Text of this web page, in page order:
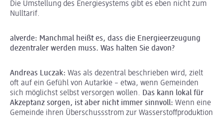
Die Umstellung des Energiesystems gibt es eben nicht zum
Nulltarif.
alverde: Manchmal heißt es, dass die Energieerzeugung
dezentraler werden muss. Was halten Sie davon?
Andreas Luczak: Was als dezentral beschrieben wird, zielt
oft auf ein Gefühl von Autarkie – etwa, wenn Gemeinden
sich möglichst selbst versorgen wollen. Das kann lokal für
Akzeptanz sorgen, ist aber nicht immer sinnvoll: Wenn eine
Gemeinde ihren Überschussstrom zur Wasserstoffproduktion